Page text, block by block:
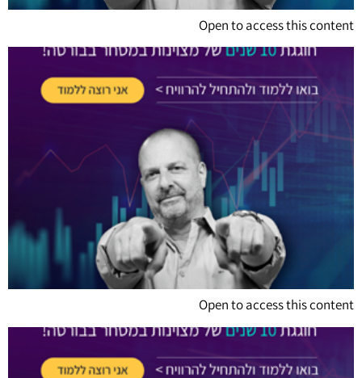
Open to access this content
Open to access this content